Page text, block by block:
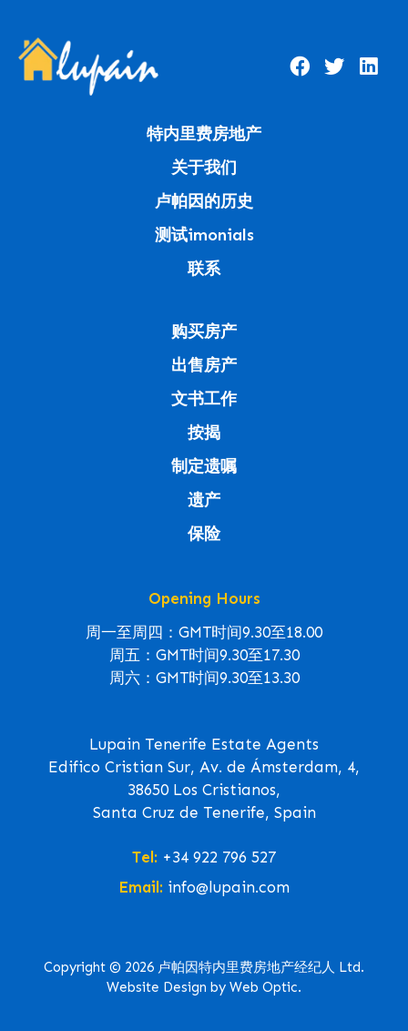
特内里费房地产
关于我们
卢帕因的历史
测试imonials
联系
购买房产
出售房产
文书工作
按揭
制定遗嘱
遗产
保险
Opening Hours
周一至周四：GMT时间9.30至18.00
周五：GMT时间9.30至17.30
周六：GMT时间9.30至13.30
Lupain Tenerife Estate Agents
Edifico Cristian Sur, Av. de Ámsterdam, 4,
38650 Los Cristianos,
Santa Cruz de Tenerife, Spain
Tel: +34 922 796 527
Email: info@lupain.com
Copyright © 2026 卢帕因特内里费房地产经纪人 Ltd.
Website Design by Web Optic.